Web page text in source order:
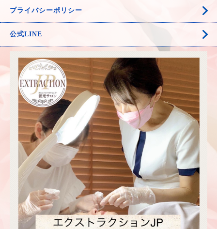
プライバシーポリシー
公式LINE